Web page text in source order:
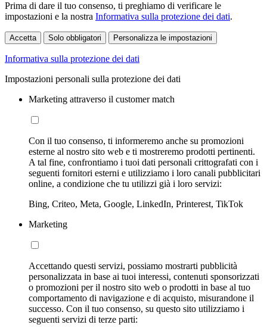
Prima di dare il tuo consenso, ti preghiamo di verificare le
impostazioni e la nostra Informativa sulla protezione dei dati.
Accetta Solo obbligatori Personalizza le impostazioni
Informativa sulla protezione dei dati
Impostazioni personali sulla protezione dei dati
Marketing attraverso il customer match
Con il tuo consenso, ti informeremo anche su promozioni
esterne al nostro sito web e ti mostreremo prodotti pertinenti.
A tal fine, confrontiamo i tuoi dati personali crittografati con i
seguenti fornitori esterni e utilizziamo i loro canali pubblicitari
online, a condizione che tu utilizzi già i loro servizi:
Bing, Criteo, Meta, Google, LinkedIn, Printerest, TikTok
Marketing
Accettando questi servizi, possiamo mostrarti pubblicità
personalizzata in base ai tuoi interessi, contenuti sponsorizzati
o promozioni per il nostro sito web o prodotti in base al tuo
comportamento di navigazione e di acquisto, misurandone il
successo. Con il tuo consenso, su questo sito utilizziamo i
seguenti servizi di terze parti: